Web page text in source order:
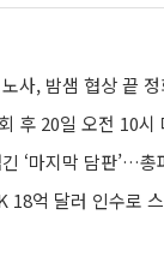
후 20일 오전 10시